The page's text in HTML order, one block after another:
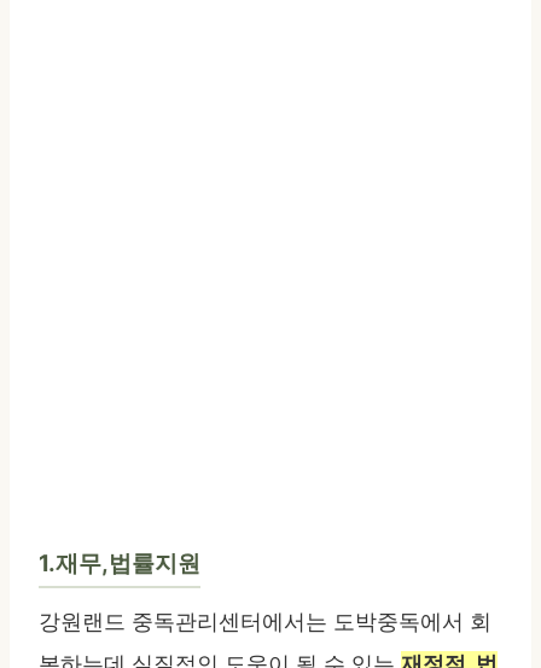
1.재무,법률지원
강원랜드 중독관리센터에서는 도박중독에서 회